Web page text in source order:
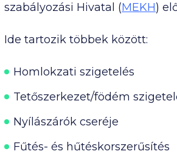
szabályozási Hivatal (MEKH)
Ide tartozik többek között:
Homlokzati szigetelés
Tetőszerkezet/födém
Nyílászárók cseréje
Fűtés- és hűtéskorszerűsítés